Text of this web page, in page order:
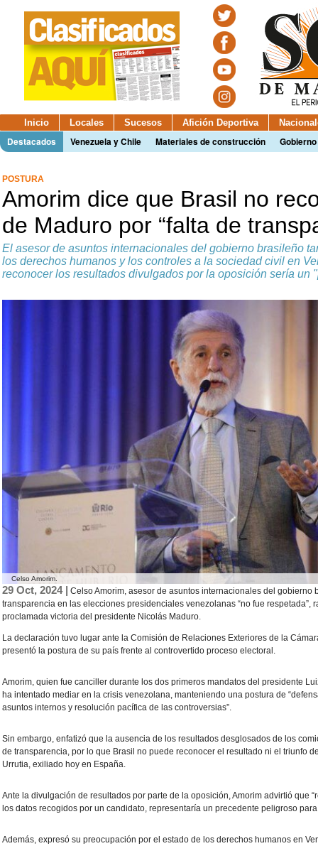
Inicio Locales Sucesos Afición Deportiva
Destacados Venezuela y Chile Materiales de construcción
POSTURA
Amorim dice que Brasil no
de Maduro por “falta de
El asesor de asuntos internacionales del gobierno brasileño
los derechos humanos y los controles a la sociedad civil en
reconocer los resultados divulgados por la oposición sería un
Celso Amorim.
29 Oct, 2024 |
Celso Amorim, asesor de asuntos internacionales del gobierno
transparencia en las elecciones presidenciales venezolanas “no fue respetada”,
proclamada victoria del presidente Nicolás Maduro.
La declaración tuvo lugar ante la Comisión de Relaciones Exteriores de la
presentó la postura de su país frente al controvertido proceso electoral.
Amorim, quien fue canciller durante los dos primeros mandatos del presidente
ha intentado mediar en la crisis venezolana, manteniendo una postura de
asuntos internos y resolución pacífica de las controversias”.
Sin embargo, enfatizó que la ausencia de los resultados desglosados de los
de transparencia, por lo que Brasil no puede reconocer el resultado ni el triunfo
Urrutia, exiliado hoy en España.
Ante la divulgación de resultados por parte de la oposición, Amorim advirtió que
los datos recogidos por un candidato, representaría un precedente peligroso
Además, expresó su preocupación por el estado de los derechos humanos en